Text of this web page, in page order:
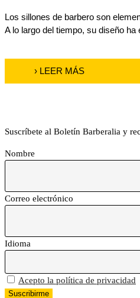
Suscríbete al Boletín Barberalia y
Nombre
Correo electrónico
Idioma
Acepto la política de privacidad
Los sillones de barbero son
A lo largo del tiempo, su diseño
› LEER MÁS